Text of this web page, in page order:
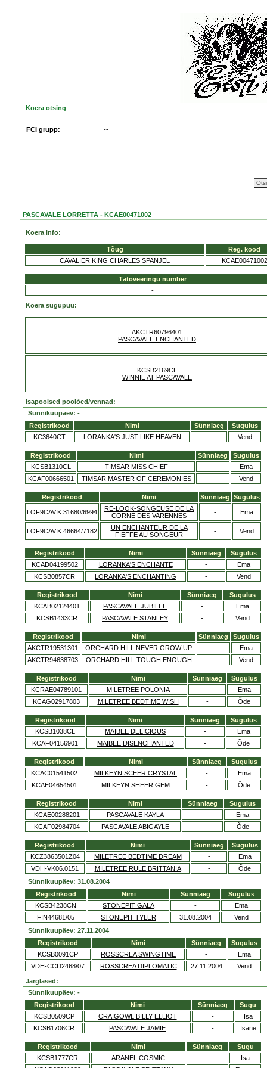
Koera otsing
FCI grupp:
PASCAVALE LORRETTA - KCAE00471002
Koera info:
Tõug
Reg. kood
CAVALIER KING CHARLES SPANJEL
KCAE00471002
Tätoveeringu number
-
Koera sugupuu:
AKCTR60796401
PASCAVALE ENCHANTED
KCSB2169CL
WINNIE AT PASCAVALE
Isapoolsed poolõed/vennad:
Sünnikuupäev: -
Registrikood
Nimi Sünniaeg
Sugulus
KC3640CT
LORANKA'S JUST LIKE HEAVEN - Vend
Registrikood Nimi Sünniaeg
Sugulus
KCSB1310CL
TIMSAR MISS CHIEF -
Ema
KCAF00666501
TIMSAR MASTER OF CEREMONIES - Vend
Registrikood Nimi Sünniaeg Sugulus
LOF9CAV.K.31680/6994
RE-LOOK-SONGEUSE DE LA
CORNE DES VARENNES
- Ema
LOF9CAV.K.46664/7182
UN ENCHANTEUR DE LA
FIEFFE AU SONGEUR
- Vend
Registrikood Nimi Sünniaeg
Sugulus
KCAD04199502
LORANKA'S ENCHANTE -
Ema
KCSB0857CR
LORANKA'S ENCHANTING - Vend
Registrikood Nimi Sünniaeg
Sugulus
KCAB02124401
PASCAVALE JUBILEE -
Ema
KCSB1433CR
PASCAVALE STANLEY - Vend
Registrikood Nimi Sünniaeg
Sugulus
AKCTR19531301
ORCHARD HILL NEVER GROW UP -
Ema
AKCTR94638703
ORCHARD HILL TOUGH ENOUGH - Vend
Registrikood Nimi Sünniaeg
Sugulus
KCRAE04789101
MILETREE POLONIA -
Ema
KCAG02917803
MILETREE BEDTIME WISH - Õde
Registrikood Nimi Sünniaeg
Sugulus
KCSB1038CL
MAIBEE DELICIOUS -
Ema
KCAF04156901
MAIBEE DISENCHANTED - Õde
Registrikood Nimi Sünniaeg
Sugulus
KCAC01541502
MILKEYN SCEER CRYSTAL -
Ema
KCAE04654501
MILKEYN SHEER GEM - Õde
Registrikood Nimi Sünniaeg
Sugulus
KCAE00288201
PASCAVALE KAYLA -
Ema
KCAF02984704
PASCAVALE ABIGAYLE - Õde
Registrikood Nimi Sünniaeg
Sugulus
KCZ3863501Z04
MILETREE BEDTIME DREAM -
Ema
VDH-VK06.0151
MILETREE RULE BRITTANIA -
Õde
Sünnikuupäev: 31.08.2004
Registrikood
Nimi Sünniaeg
Sugulus
KCSB4238CN
STONEPIT GALA -
Ema
FIN44681/05
STONEPIT TYLER 31.08.2004
Vend
Sünnikuupäev: 27.11.2004
Registrikood
Nimi Sünniaeg
Sugulus
KCSB0091CP
ROSSCREA SWINGTIME -
Ema
VDH-CCD2468/07
ROSSCREA DIPLOMATIC 27.11.2004 Vend
Järglased:
Sünnikuupäev: -
Registrikood
Nimi Sünniaeg
Sugu
KCSB0509CP
CRAIGOWL BILLY ELLIOT -
Isa
KCSB1706CR
PASCAVALE JAMIE - Isane
Registrikood Nimi Sünniaeg
Sugu
KCSB1777CR
ARANEL COSMIC -
Isa